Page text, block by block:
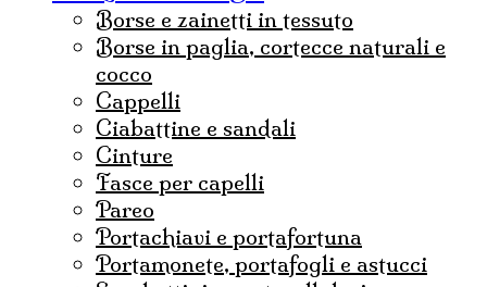
borse e zainetti in tessuto
borse in paglia, cortecce naturali e
cocco
Cappelli
ciabattine e sandali
cinture
fasce per capelli
pareo
portachiavi e portafortuna
portamonete, portafogli e astucci